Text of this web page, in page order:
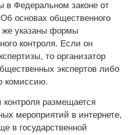
в Федеральном законе от
основах общественного
указаны формы
контроля. Если он
то организатор
экспертов либо
комиссию.
размещается
мероприятий в интернете,
в государственной